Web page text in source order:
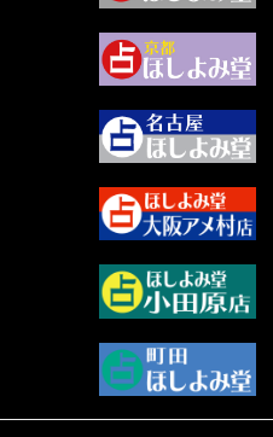
白丸モカ (180)
水浅葱 旬時 (150)
阿佐霧 峰麿 (37)
源 彩乃 (65)
美月マーシャ (212)
芽百マミム (741)
真巳華 - Mamika - (268)
プラタ 真寿 (165)
紅月Luru (5)
ルーカス伽豆海 (1111)
2024年2月 (40)
2024年1月 (63)
2023年12月 (86)
2023年11月 (67)
2023年10月 (36)
2023年9月 (37)
2023年8月 (46)
2023年7月 (59)
2023年6月 (73)
2023年5月 (67)
2023年4月 (73)